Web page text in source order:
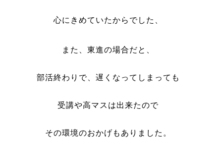
心にきめていたからでした、
また、東進の場合だと、
部活終わりで、遅くなってしまっても
受講や高マスは出来たので
その環境のおかげもありました。